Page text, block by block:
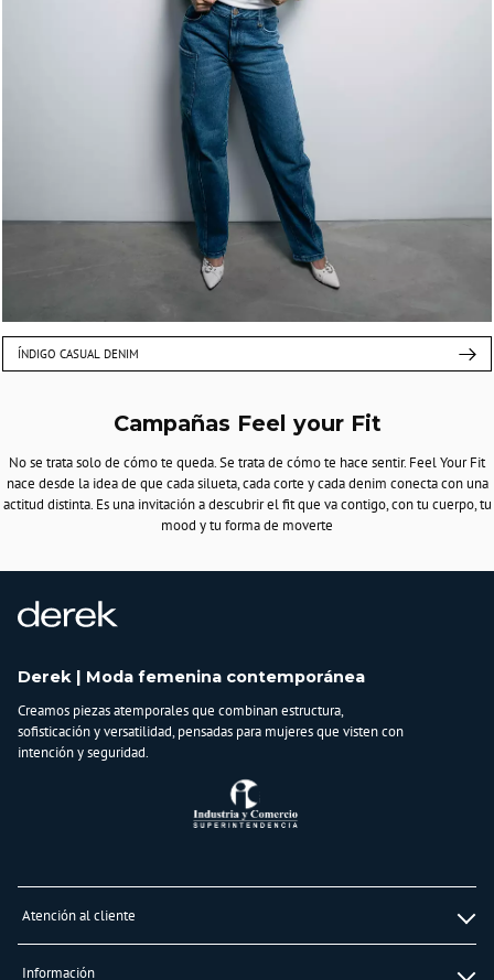
ÍNDIGO CASUAL DENIM
Campañas Feel your Fit
No se trata solo de cómo te queda. Se trata de cómo te hace sentir. Feel Your Fit
nace desde la idea de que cada silueta, cada corte y cada denim conecta con una
actitud distinta. Es una invitación a descubrir el fit que va contigo, con tu cuerpo, tu
mood y tu forma de moverte
Derek | Moda femenina contemporánea
Creamos piezas atemporales que combinan estructura,
sofisticación y versatilidad, pensadas para mujeres que visten con
intención y seguridad.
Atención al cliente
Whatsapp
Información